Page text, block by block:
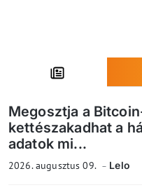
Megosztja a
kettészakadhat a
adatok mi...
2026. augusztus 09. Lelo